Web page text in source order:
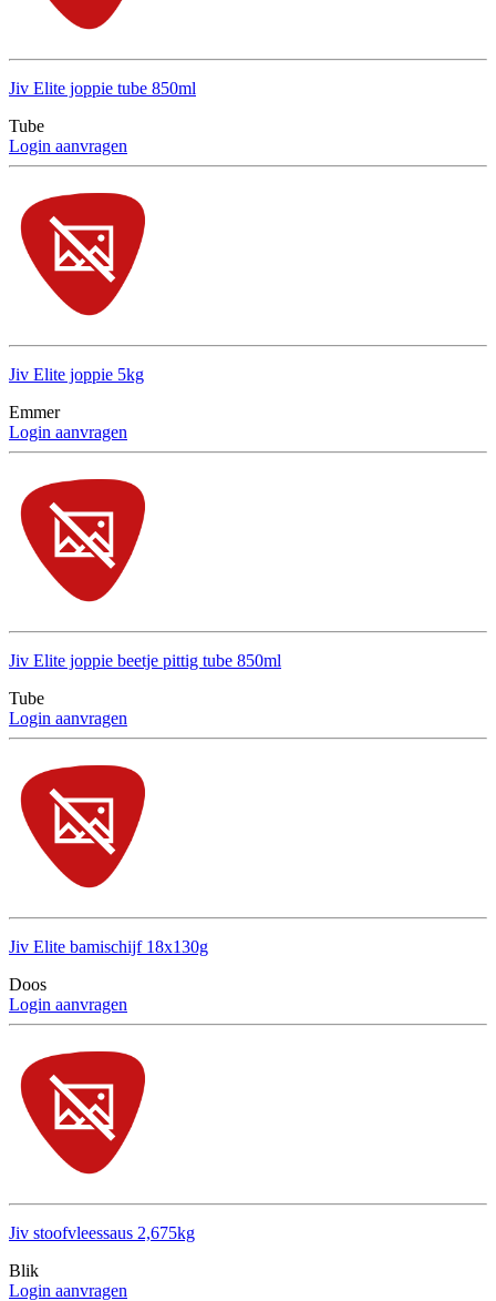
Jiv Elite joppie tube 850ml
Tube
Login aanvragen
Jiv Elite joppie 5kg
Emmer
Login aanvragen
Jiv Elite joppie beetje pittig tube 850ml
Tube
Login aanvragen
Jiv Elite bamischijf 18x130g
Doos
Login aanvragen
Jiv stoofvleessaus 2,675kg
Blik
Login aanvragen